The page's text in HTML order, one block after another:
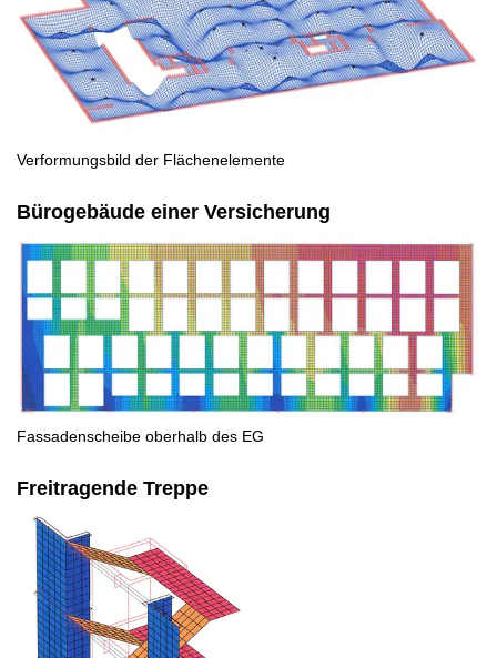
Verformungsbild der Flächenelemente
Bürogebäude einer Versicherung
Fassadenscheibe oberhalb des EG
Freitragende Treppe